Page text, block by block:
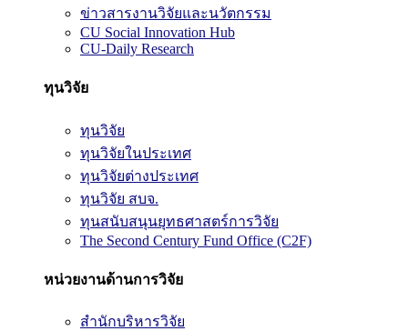
ข่าวสารงานวิจัยและนวัตกรรม
CU Social Innovation Hub
CU-Daily Research
ทุนวิจัย
ทุนวิจัย
ทุนวิจัยในประเทศ
ทุนวิจัยต่างประเทศ
ทุนวิจัย สบจ.
ทุนสนับสนุนยุทธศาสตร์การวิจัย
The Second Century Fund Office (C2F)
หน่วยงานด้านการวิจัย
สำนักบริหารวิจัย